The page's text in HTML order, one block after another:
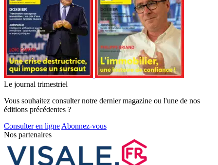
Le journal trimestriel
Vous souhaitez consulter notre dernier magazine ou l'une de nos
éditions précédentes ?
Consulter en ligne Abonnez-vous
Nos partenaires